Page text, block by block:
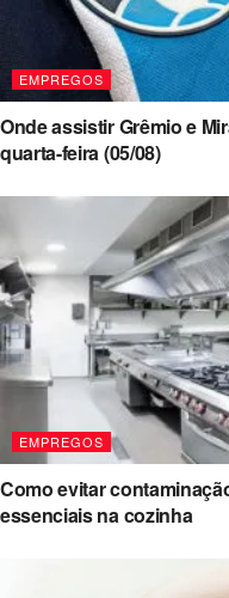
EMPREGOS
Onde assistir Grêmio e
quarta-feira (05/08)
EMPREGOS
Como evitar
essenciais na cozinha